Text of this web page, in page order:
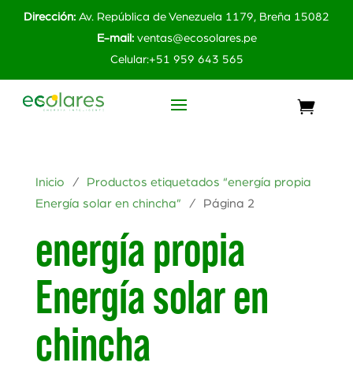
Dirección: Av. República de Venezuela 1179, Breña 15082
E-mail: ventas@ecosolares.pe
Celular:+51 959 643 565
Inicio / Productos etiquetados “energía propia
Energía solar en chincha” / Página 2
energía propia
Energía solar en
chincha